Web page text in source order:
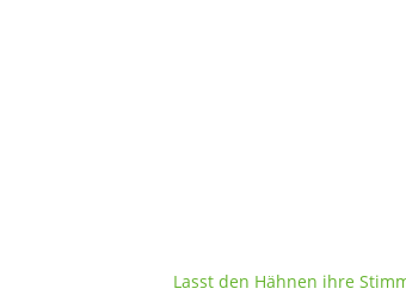
Lasst den Hähnen ihre